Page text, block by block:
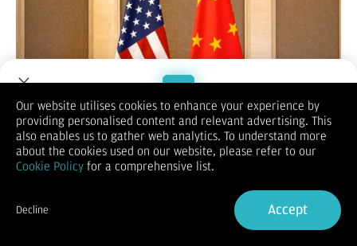
Bisnis.com,JAKARTA - Goldman Sachs Group Inc. menyatakan
bahwa kebijakan ekonomi China kemungkinan dipengaruhi
oleh nasib Donald Trump di Pilpres AS 2024.
Tilton mengatakan bahwa salah satu alasan mengapa China
berhati-hati dalam melakukan banyak stimulus fiskal atau
stimulus sisi permintaan adalah risiko Trump.
Welcome to Dupoin.
Trade with a Trusted Broker
Sign in
Our website utilises cookies to enhance your experience by
providing personalised content and relevant advertising. This
also enables us to gather web analytics. To understand more
about the cookies used on our website, please refer to our
Cookie Policy for a comprehensive list.
Decline Accept